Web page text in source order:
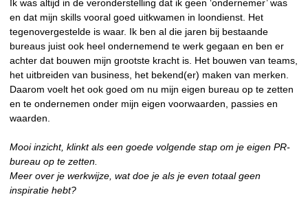
Ik was altijd in de veronderstelling dat ik geen ‘ondernemer’ was
en dat mijn skills vooral goed uitkwamen in loondienst. Het
tegenovergestelde is waar. Ik ben al die jaren bij bestaande
bureaus juist ook heel ondernemend te werk gegaan en ben er
achter dat bouwen mijn grootste kracht is. Het bouwen van teams,
het uitbreiden van business, het bekend(er) maken van merken.
Daarom voelt het ook goed om nu mijn eigen bureau op te zetten
en te ondernemen onder mijn eigen voorwaarden, passies en
waarden.
Mooi inzicht, klinkt als een goede volgende stap om je eigen PR-
bureau op te zetten.
Meer over je werkwijze, wat doe je als je even totaal geen
inspiratie hebt?